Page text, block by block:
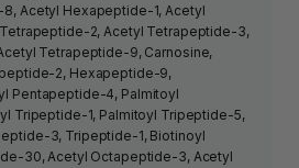
Acetyl Hexapeptide-1, Acetyl
2, Acetyl Tetrapeptide-3,
Tetrapeptide-9, Carnosine,
2, Hexapeptide-9,
Pentapeptide-4, Palmitoyl
Tripeptide-1, Palmitoyl Tripeptide-5,
3, Tripeptide-1, Biotinoyl
30, Acetyl Octapeptide-3, Acetyl